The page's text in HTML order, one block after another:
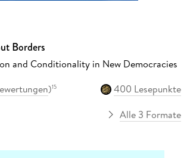
Borders
and Conditionality in New Democracies
)15
400 Lesepunkte
Alle 3 Formate